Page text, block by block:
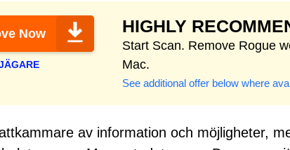
Now HIGHLY
Start Scan. Remove Rogue
Mac.
See additional offer below where
av information och möjligheter,